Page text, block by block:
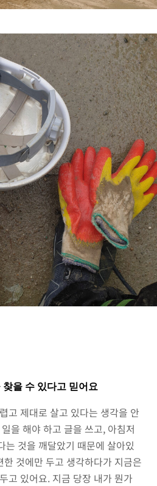
을 수 있다고 믿어요
고 제대로 살고 있다는 생각을 안
을 해야 하고 글을 쓰고, 아침저
는 것을 깨달았기 때문에 살아있
것에만 두고 생각하다가 지금은
고 있어요. 지금 당장 내가 뭔가